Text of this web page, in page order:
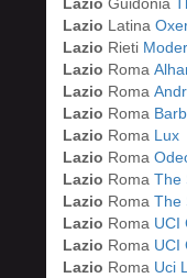
Lazio Latina
Lazio Rieti
Lazio Roma
Lazio Roma
Lazio Roma
Lazio Roma Lux
Lazio Roma
Lazio Roma The
Lazio Roma The
Lazio Roma UCI
Lazio Roma UCI
Lazio Roma Uci